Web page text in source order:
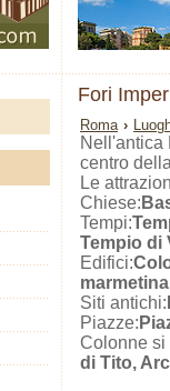
Fori
Roma ›
Nell'antica
centro
Le
Chiese:
Tempi:
Tempio di
Edifici:
marmetina
Siti antichi:
Piazze:
Colonne si
di Tito,